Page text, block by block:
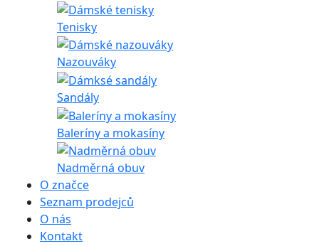
Tenisky
Nazouváky
Sandály
Baleríny a mokasíny
Nadměrná obuv
O značce
Seznam prodejců
O nás
Kontakt